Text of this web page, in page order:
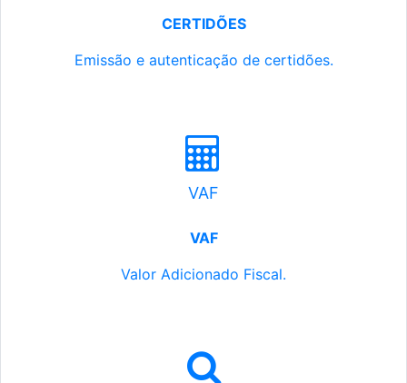
CERTIDÕES
Emissão e autenticação de certidões.
VAF
VAF
Valor Adicionado Fiscal.